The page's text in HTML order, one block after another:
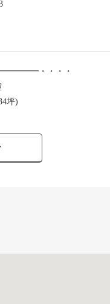
・・・・
坪)